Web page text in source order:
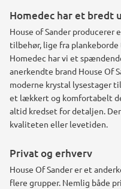
Homedec har et bredt
House of Sander
tilbehør, lige fra
Homedec har vi et
anerkendte brand House Of
moderne krystal lysestager
et lækkert og komfortabelt
altid kredset for detaljen.
kvaliteten eller levetiden.
Privat og erhverv
House Of Sander er et
flere grupper. Nemlig både